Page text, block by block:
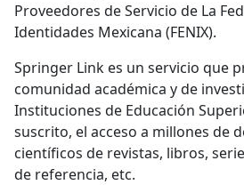
Proveedores de Servicio de La
Identidades Mexicana (FENIX).
Springer Link es un servicio que
comunidad académica y de
Instituciones de Educación
suscrito, el acceso a millones de
científicos de revistas, libros,
de referencia, etc.